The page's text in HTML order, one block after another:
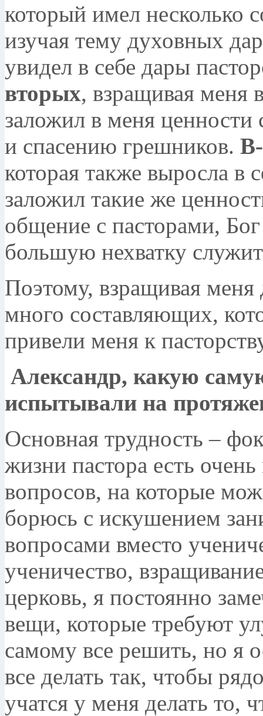
который имел несколько
изучая тему духовных
увидел в себе дары
вторых, взращивая меня
заложил в меня
и спасению грешников.
которая также выросла в
заложил такие же
общение с пасторами,
большую нехватку
Поэтому, взращивая меня
много составляющих,
привели меня к
Александр, какую
испытывали на
Основная трудность –
жизни пастора есть
вопросов, на которые
борюсь с искушением
вопросами вместо
ученичество,
церковь, я постоянно
вещи, которые требуют
самому все решить, но я
все делать так, чтобы
учатся у меня делать то,